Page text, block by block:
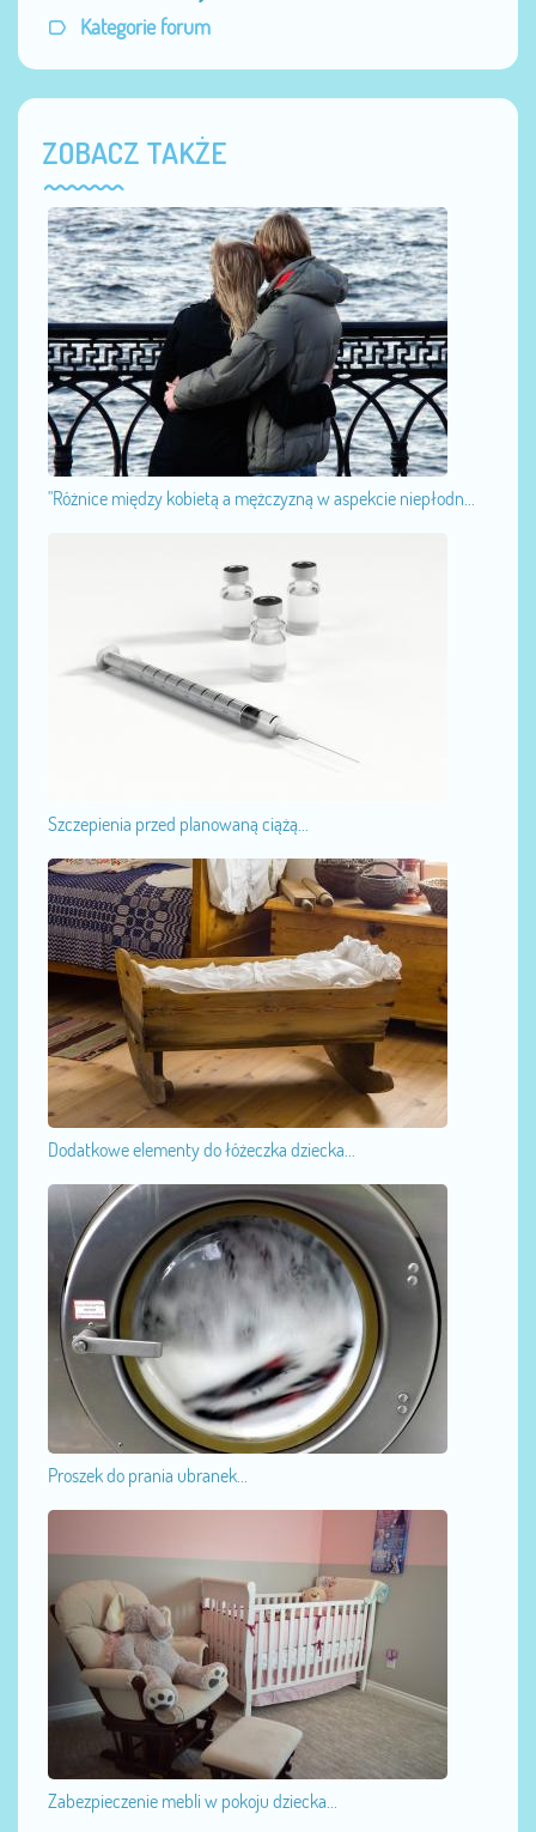
Kategorie forum
ZOBACZ TAKŻE
"Różnice między kobietą a mężczyzną w aspekcie niepłodn...
Szczepienia przed planowaną ciążą...
Dodatkowe elementy do łóżeczka dziecka...
Proszek do prania ubranek...
Zabezpieczenie mebli w pokoju dziecka...